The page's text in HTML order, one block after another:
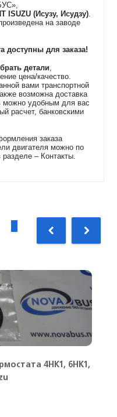
ISUZU (Исузу, Исудзу).
на заводе
доступны для заказа!
детали,
цена/качество.
вами транспортной
возможна доставка
можно удобным для вас
расчет, банковскими
заказа
двигателя можно по
– Контакты.
4HK1, 6HK1,